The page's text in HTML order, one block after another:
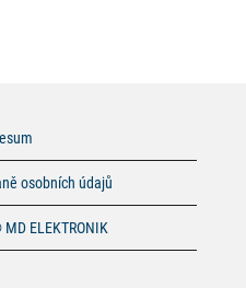
osobních údajů
ELEKTRONIK